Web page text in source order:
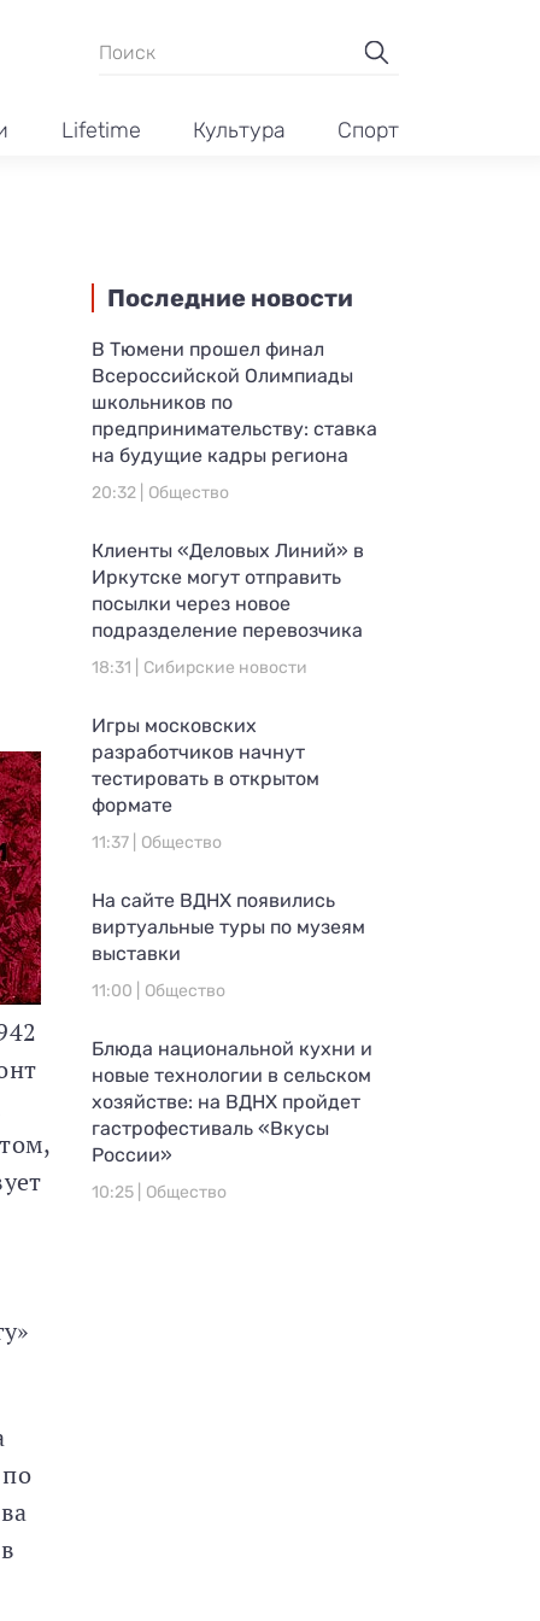
Lifetime Культура Спорт
Последние новости
В Тюмени прошел финал
Всероссийской Олимпиады
школьников по
предпринимательству: ставка
на будущие кадры региона
20:32 | Общество
Клиенты «Деловых Линий» в
Иркутске могут отправить
посылки через новое
подразделение перевозчика
18:31 | Сибирские новости
Игры московских
разработчиков начнут
тестировать в открытом
формате
11:37 | Общество
На сайте ВДНХ появились
виртуальные туры по музеям
выставки
11:00 | Общество
Блюда национальной кухни и
новые технологии в сельском
хозяйстве: на ВДНХ пройдет
гастрофестиваль «Вкусы
России»
10:25 | Общество